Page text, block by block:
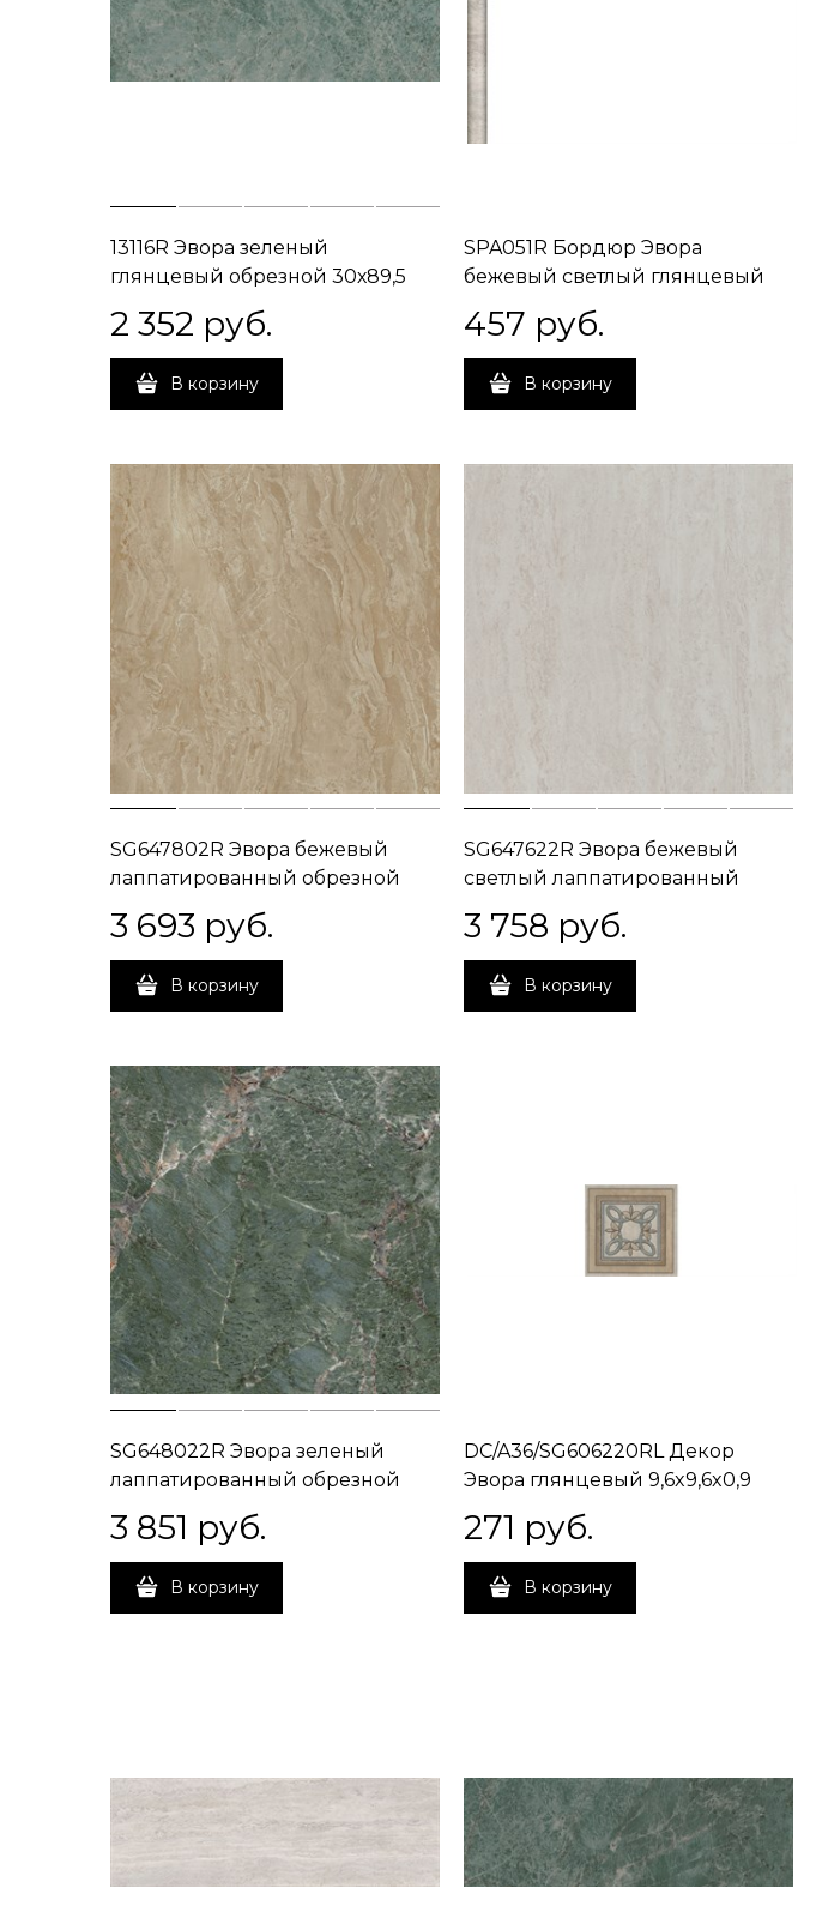
13116R Эвора зеленый
глянцевый обрезной 30х89,5
2 352 руб.
В корзину
SPA051R Бордюр Эвора
бежевый светлый глянцевый
обрезной 30х2,5 30x2,5x19
457 руб.
В корзину
SG647802R Эвора бежевый
лаппатированный обрезной
3 693 руб.
В корзину
SG647622R Эвора бежевый
светлый лаппатированный
обрезной 60x60x0,9
3 758 руб.
В корзину
SG648022R Эвора зеленый
лаппатированный обрезной
3 851 руб.
В корзину
DC/A36/SG606220RL Декор
Эвора глянцевый 9,6x9,6x0,9
271 руб.
В корзину